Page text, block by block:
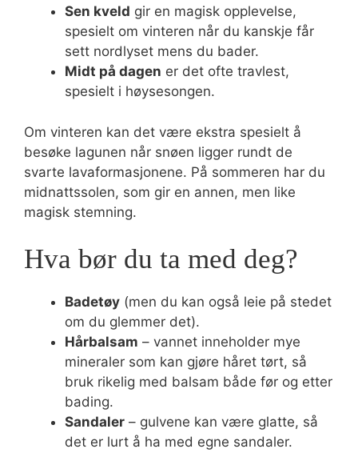
Sen kveld gir en magisk opplevelse,
spesielt om vinteren når du kanskje får
sett nordlyset mens du bader.
Midt på dagen er det ofte travlest,
spesielt i høysesongen.
Om vinteren kan det være ekstra spesielt å
besøke lagunen når snøen ligger rundt de
svarte lavaformasjonene. På sommeren har du
midnattssolen, som gir en annen, men like
magisk stemning.
Hva bør du ta med deg?
Badetøy (men du kan også leie på stedet
om du glemmer det).
Hårbalsam – vannet inneholder mye
mineraler som kan gjøre håret tørt, så
bruk rikelig med balsam både før og etter
bading.
Sandaler – gulvene kan være glatte, så
det er lurt å ha med egne sandaler.